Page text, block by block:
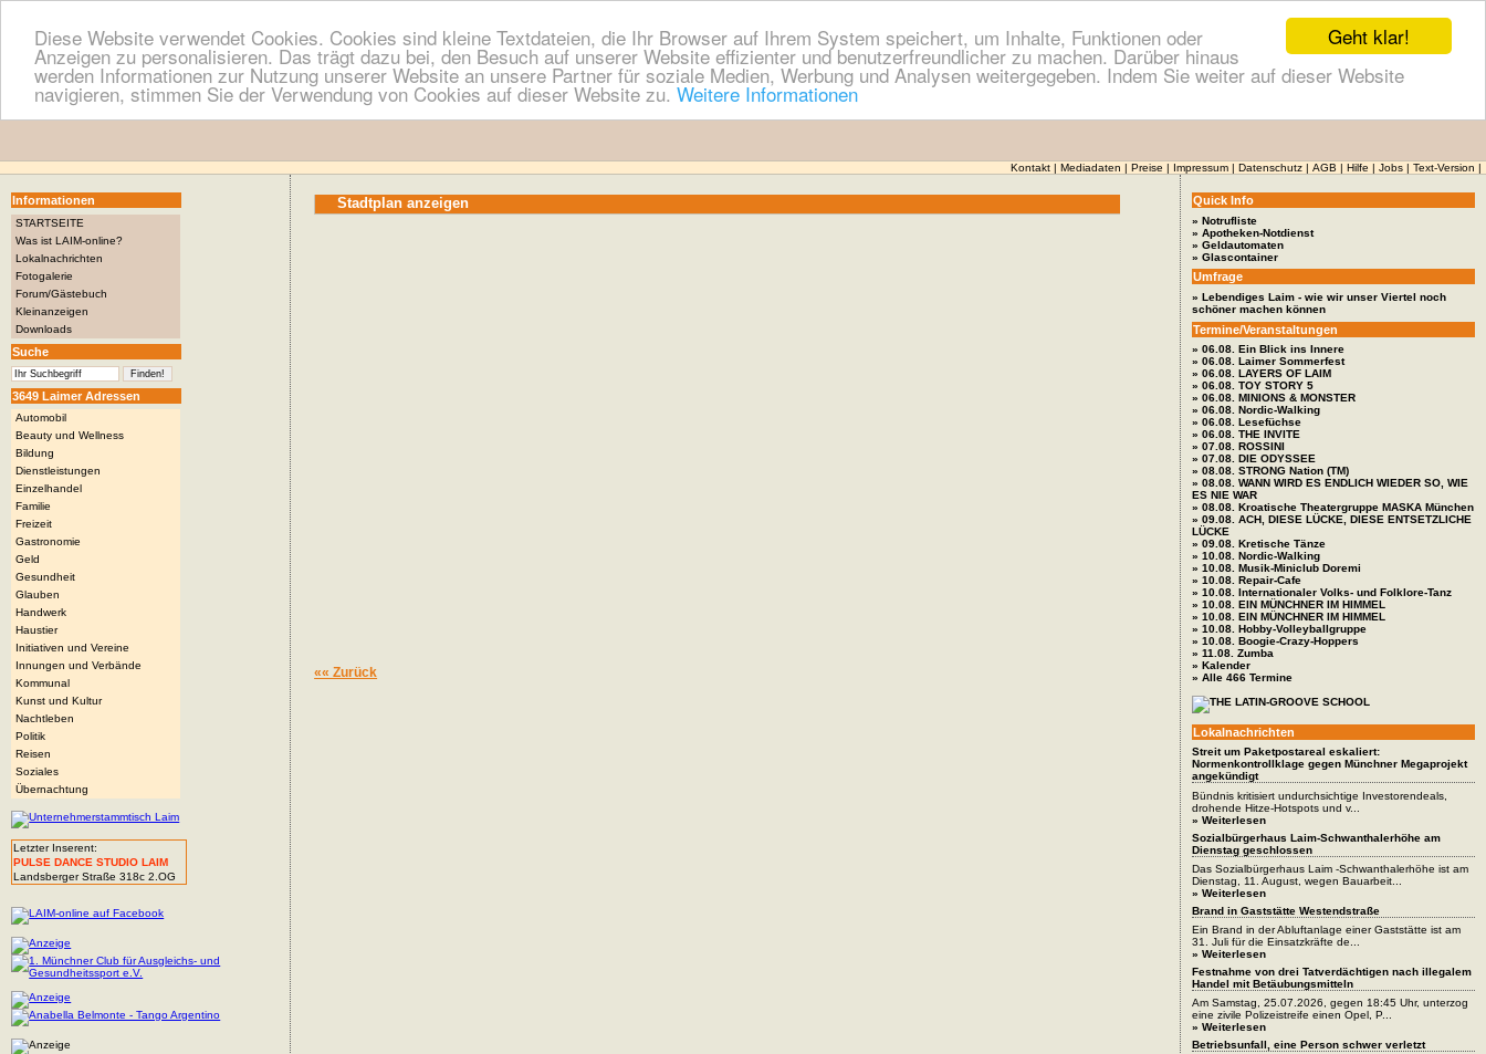
Geht klar!
Diese Website verwendet Cookies. Cookies sind kleine Textdateien, die Ihr Browser auf Ihrem System speichert, um Inhalte, Funktionen oder
Anzeigen zu personalisieren. Das trägt dazu bei, den Besuch auf unserer Website effizienter und benutzerfreundlicher zu machen. Darüber hinaus
werden Informationen zur Nutzung unserer Website an unsere Partner für soziale Medien, Werbung und Analysen weitergegeben. Indem Sie weiter auf dieser Website
navigieren, stimmen Sie der Verwendung von Cookies auf dieser Website zu. Weitere Informationen
Kontakt Mediadaten Preise Impressum Datenschutz AGB Hilfe Jobs Text-Version
Informationen
STARTSEITE
Was ist LAIM-online?
Lokalnachrichten
Fotogalerie
Forum/Gästebuch
Kleinanzeigen
Downloads
Suche
3649 Laimer Adressen
Automobil
Beauty und Wellness
Bildung
Dienstleistungen
Einzelhandel
Familie
Freizeit
Gastronomie
Geld
Gesundheit
Glauben
Handwerk
Haustier
Initiativen und Vereine
Innungen und Verbände
Kommunal
Kunst und Kultur
Nachtleben
Politik
Reisen
Soziales
Übernachtung
Letzter Inserent:
PULSE DANCE STUDIO LAIM
Landsberger Straße 318c 2.OG
Stadtplan anzeigen
«« Zurück
Quick Info
» Notrufliste
» Apotheken-Notdienst
» Geldautomaten
» Glascontainer
Umfrage
» Lebendiges Laim - wie wir unser Viertel noch
schöner machen können
Termine/Veranstaltungen
» 06.08. Ein Blick ins Innere
» 06.08. Laimer Sommerfest
» 06.08. LAYERS OF LAIM
» 06.08. TOY STORY 5
» 06.08. MINIONS & MONSTER
» 06.08. Nordic-Walking
» 06.08. Lesefüchse
» 06.08. THE INVITE
» 07.08. ROSSINI
» 07.08. DIE ODYSSEE
» 08.08. STRONG Nation (TM)
» 08.08. WANN WIRD ES ENDLICH WIEDER SO, WIE
ES NIE WAR
» 08.08. Kroatische Theatergruppe MASKA München
» 09.08. ACH, DIESE LÜCKE, DIESE ENTSETZLICHE
LÜCKE
» 09.08. Kretische Tänze
» 10.08. Nordic-Walking
» 10.08. Musik-Miniclub Doremi
» 10.08. Repair-Cafe
» 10.08. Internationaler Volks- und Folklore-Tanz
» 10.08. EIN MÜNCHNER IM HIMMEL
» 10.08. EIN MÜNCHNER IM HIMMEL
» 10.08. Hobby-Volleyballgruppe
» 10.08. Boogie-Crazy-Hoppers
» 11.08. Zumba
» Kalender
» Alle 466 Termine
Lokalnachrichten
Streit um Paketpostareal eskaliert:
Normenkontrollklage gegen Münchner Megaprojekt
angekündigt
Bündnis kritisiert undurchsichtige Investorendeals,
drohende Hitze-Hotspots und v...
» Weiterlesen
Sozialbürgerhaus Laim-Schwanthalerhöhe am
Dienstag geschlossen
Das Sozialbürgerhaus Laim -Schwanthalerhöhe ist am
Dienstag, 11. August, wegen Bauarbeit...
» Weiterlesen
Brand in Gaststätte Westendstraße
Ein Brand in der Abluftanlage einer Gaststätte ist am
31. Juli für die Einsatzkräfte de...
» Weiterlesen
Festnahme von drei Tatverdächtigen nach illegalem
Handel mit Betäubungsmitteln
Am Samstag, 25.07.2026, gegen 18:45 Uhr, unterzog
eine zivile Polizeistreife einen Opel, P...
» Weiterlesen
Betriebsunfall, eine Person schwer verletzt